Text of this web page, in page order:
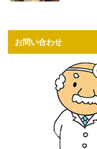
お問い合わせ